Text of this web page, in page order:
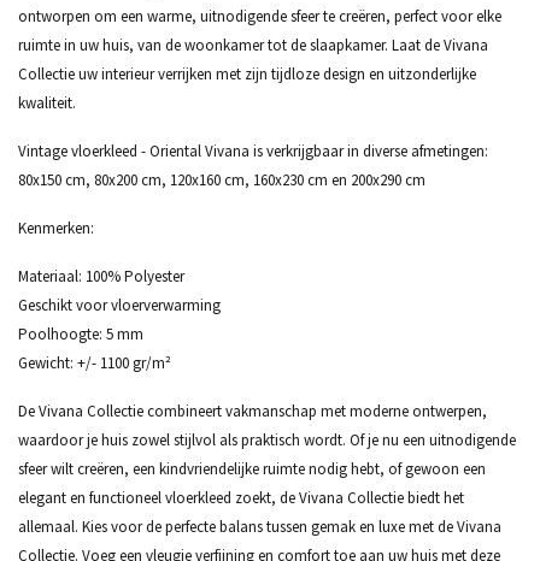
ontworpen om een warme, uitnodigende sfeer te creëren, perfect voor elke
ruimte in uw huis, van de woonkamer tot de slaapkamer. Laat de Vivana
Collectie uw interieur verrijken met zijn tijdloze design en uitzonderlijke
kwaliteit.
Vintage vloerkleed - Oriental Vivana is verkrijgbaar in diverse afmetingen:
80x150 cm, 80x200 cm, 120x160 cm, 160x230 cm en 200x290 cm
Kenmerken:
Materiaal: 100% Polyester
Geschikt voor vloerverwarming
Poolhoogte: 5 mm
Gewicht: +/- 1100 gr/m²
De Vivana Collectie combineert vakmanschap met moderne ontwerpen,
waardoor je huis zowel stijlvol als praktisch wordt. Of je nu een uitnodigende
sfeer wilt creëren, een kindvriendelijke ruimte nodig hebt, of gewoon een
elegant en functioneel vloerkleed zoekt, de Vivana Collectie biedt het
allemaal. Kies voor de perfecte balans tussen gemak en luxe met de Vivana
Collectie. Voeg een vleugje verfijning en comfort toe aan uw huis met deze